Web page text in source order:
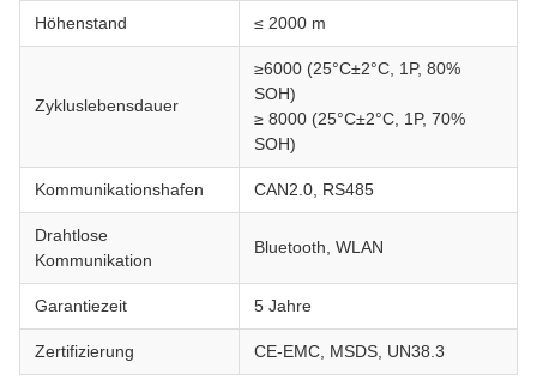
Höhenstand ≤ 2000 m
Zykluslebensdauer
≥6000 (25°C±2°C, 1P, 80%
SOH)
≥ 8000 (25°C±2°C, 1P, 70%
SOH)
Kommunikationshafen CAN2.0, RS485
Drahtlose
Kommunikation
Bluetooth, WLAN
Garantiezeit 5 Jahre
Zertifizierung CE-EMC, MSDS, UN38.3